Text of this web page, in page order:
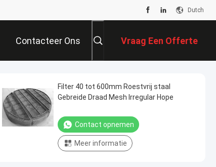
Dutch
Contacteer Ons Vraag Een Offerte
Filter 40 tot 600mm Roestvrij staal
Gebreide Draad Mesh Irregular Hope
Contact opnemen
Meer informatie